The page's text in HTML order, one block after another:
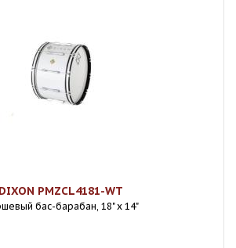
DIXON PMZCL4181-WT
бас-барабан, 18" х 14"